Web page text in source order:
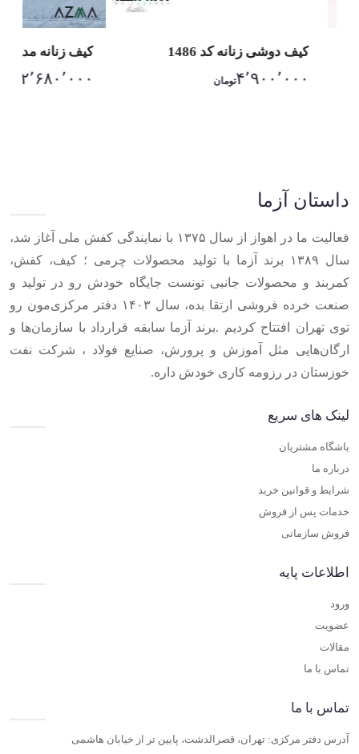
کیف دوشی زنانه کد 1486
۴٬۹۰۰٬۰۰۰تومان
کیف زنانه مدل
۲٬۶۸۰٬۰۰۰
داستان آزما
فعالیت ما در اهواز از سال ۱۳۷۵ با نمایندگی کفش ملی آغاز شد،
سال ۱۳۸۹ برند آزما با تولید محصولات چرمی ؛ کیف، کفش،
کمربند و محصولات جانبی تونست جایگاه خودش رو در تولید و
صنعت خرده فروشی ارتقا بده، سال ۱۴۰۳ دفتر مرکزی‌مون رو
توی تهران افتتاح کردیم .برند آزما سابقه قرارداد با سازمان‌ها و
ارگان‌هایی مثل آموزش و پرورش، صنایع فولاد ، شرکت نفت
خوزستان در رزومه کاری خودش داره.
لینک های سریع
باشگاه مشتریان
درباره ما
شرایط و قوانین خرید
خدمات پس از فروش
فروش سازمانی
اطلاعات پایه
ورود
عضویت
مقالات
تماس با ما
تماس با ما
آدرس دفتر مرکزی: تهران، قصرالدشت، پایین تر از خیابان هاشمی